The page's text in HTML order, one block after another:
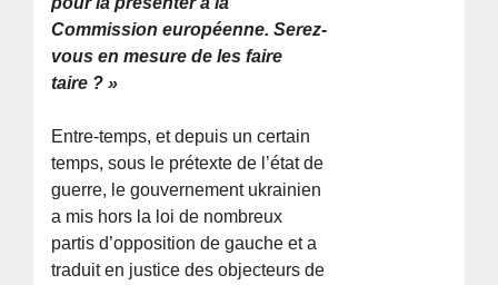
Commission européenne. Serez-
vous en mesure de les faire
taire ? »
Entre-temps, et depuis un certain
temps, sous le prétexte de l’état de
guerre, le gouvernement ukrainien
a mis hors la loi de nombreux
partis d’opposition de gauche et a
traduit en justice des objecteurs de